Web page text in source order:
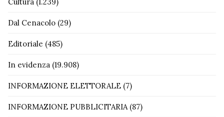
Dal Cenacolo (29)
Editoriale (485)
In evidenza (19.908)
INFORMAZIONE ELETTORALE (7)
INFORMAZIONE PUBBLICITARIA (87)